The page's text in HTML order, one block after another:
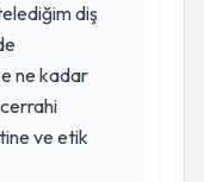
diş
ne kadar
ve etik